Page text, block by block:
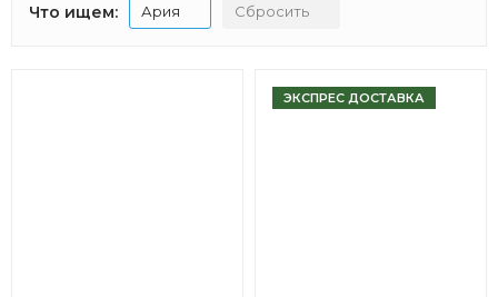
Что ищем: Ария Сбросить
ЭКСПРЕС ДОСТАВКА